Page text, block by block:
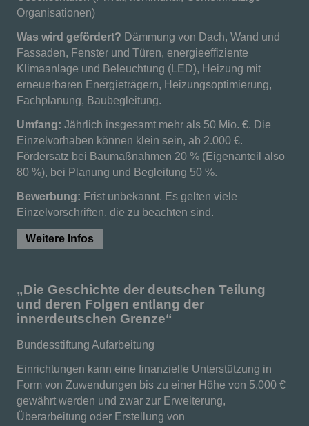
Organisationen)
Was wird gefördert? Dämmung von Dach, Wand und
Fassaden, Fenster und Türen, energieeffiziente
Klimaanlage und Beleuchtung (LED), Heizung mit
erneuerbaren Energieträgern, Heizungsoptimierung,
Fachplanung, Baubegleitung.
Umfang: Jährlich insgesamt mehr als 50 Mio. €. Die
Einzelvorhaben können klein sein, ab 2.000 €.
Fördersatz bei Baumaßnahmen 20 % (Eigenanteil also
80 %), bei Planung und Begleitung 50 %.
Bewerbung: Frist unbekannt. Es gelten viele
Einzelvorschriften, die zu beachten sind.
Weitere Infos
„Die Geschichte der deutschen Teilung
und deren Folgen entlang der
innerdeutschen Grenze“
Bundesstiftung Aufarbeitung
Einrichtungen kann eine finanzielle Unterstützung in
Form von Zuwendungen bis zu einer Höhe von 5.000 €
gewährt werden und zwar zur Erweiterung,
Überarbeitung oder Erstellung von